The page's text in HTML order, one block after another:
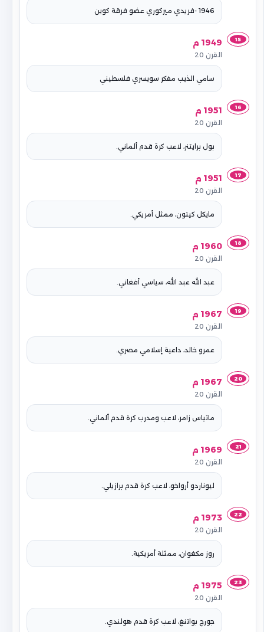
1946 -فريدي ميركوري عضو فرقة كوين
15 1949 م
القرن 20
سامي الذيب مفكر سويسري فلسطيني
16 1951 م
القرن 20
بول برايتنر، لاعب كرة قدم ألماني.
17 1951 م
القرن 20
مايكل كيتون، ممثل أمريكي.
18 1960 م
القرن 20
عبد الله عبد الله، سياسي أفغاني.
19 1967 م
القرن 20
عمرو خالد، داعية إسلامي مصري.
20 1967 م
القرن 20
ماتياس زامر، لاعب ومدرب كرة قدم ألماني.
21 1969 م
القرن 20
ليوناردو أرواخو، لاعب كرة قدم برازيلي.
22 1973 م
القرن 20
روز مكغوان، ممثلة أمريكية.
23 1975 م
القرن 20
جورج بواتنغ، لاعب كرة قدم هولندي.